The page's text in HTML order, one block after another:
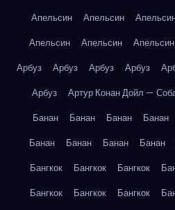
Апельсин
Апельсин
Апельсин
Апельсин Апельсин
Арбуз
Арбуз Арбуз Арбуз
Арбуз
Артур Конан Дойл —
Банан
Банан Банан Банан
Банан
Банан Банан Банан
Бангкок
Бангкок Бангкок
Бангкок
Бангкок Бангкок